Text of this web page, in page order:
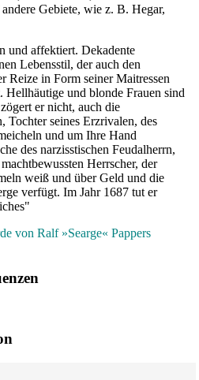
Gebiete, wie z. B. Hegar,
und affektiert. Dekadente
Lebensstil, der auch den
Reize in Form seiner Maitressen
Hellhäutige und blonde Frauen sind
er nicht, auch die
Tochter seines Erzrivalen, des
und um Ihre Hand
des narzisstischen Feudalherrn,
Herrscher, der
weiß und über Geld und die
verfügt. Im Jahr 1687 tut er
von Ralf »Searge« Pappers